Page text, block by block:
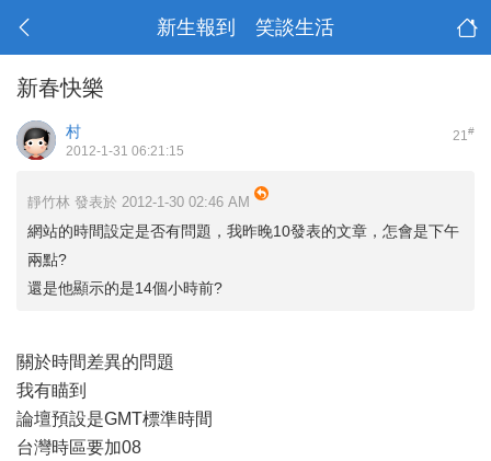
新生報到 笑談生活
新春快樂
21#
村
2012-1-31 06:21:15
靜竹林 發表於 2012-1-30 02:46 AM
網站的時間設定是否有問題，我昨晚10發表的文章，怎會是下午
兩點?
還是他顯示的是14個小時前?
關於時間差異的問題
我有瞄到
論壇預設是GMT標準時間
台灣時區要加08